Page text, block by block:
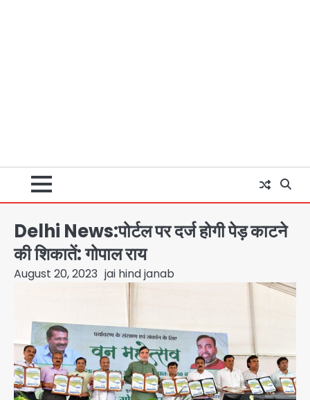
Delhi News:पोर्टल पर दर्ज होगी पेड़ काटने
की शिकातें: गोपाल राय
August 20, 2023 jai hind janab